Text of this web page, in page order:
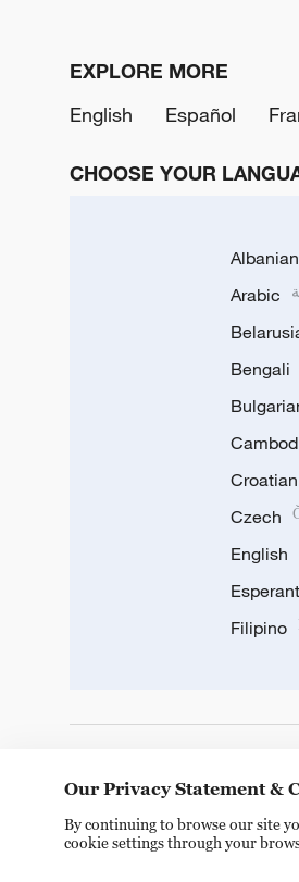
EXPLORE MORE
English
Español
CHOOSE YOUR
Albanian
Arabic
Bengali
Croatian
Czech
English
Filipino
Our Privacy Statement &
By continuing to browse our site
cookie settings through your